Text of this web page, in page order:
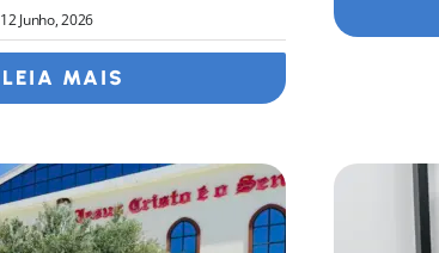
12 Junho, 2026
LEIA MAIS